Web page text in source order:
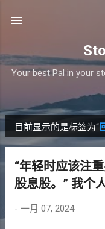
Your best Pal in your
博
目前显示的是标签为“
“年轻时应该注
股息股。” 我个
- 一月 07, 2024